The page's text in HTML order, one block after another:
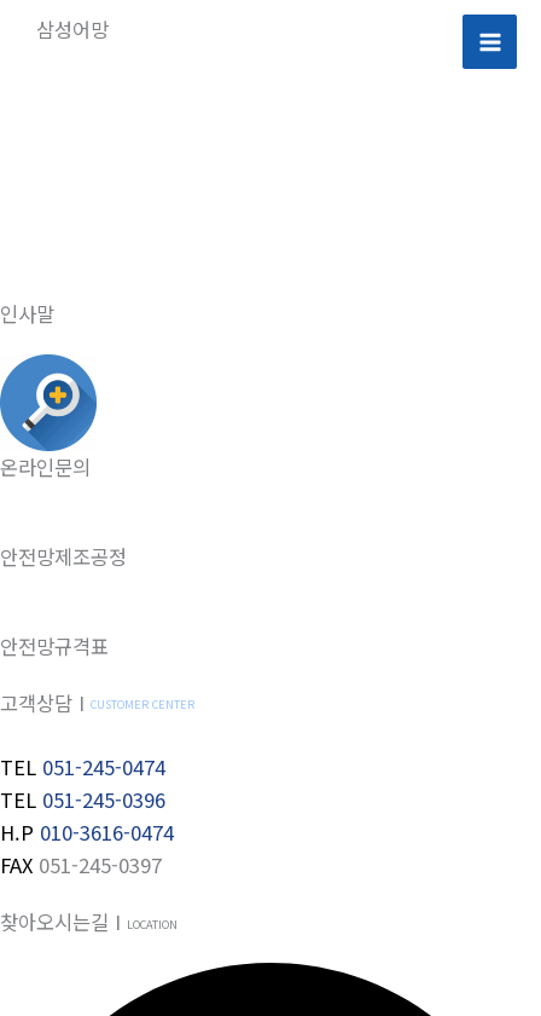
삼성어망
Main
인사말
온라인문의
안전망제조공정
안전망규격표
고객상담 Ι CUSTOMER CENTER
TEL 051-245-0474
TEL 051-245-0396
H.P 010-3616-0474
FAX 051-245-0397
찾아오시는길 Ι LOCATION